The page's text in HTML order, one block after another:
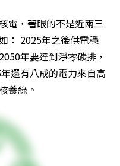
電，著眼的不是近兩三
： 2025年之後供電穩
年要達到淨零碳排，
還有八成的電力來自高
養綠。